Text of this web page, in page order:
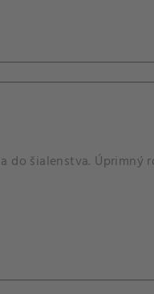
do šialenstva. Úprimný